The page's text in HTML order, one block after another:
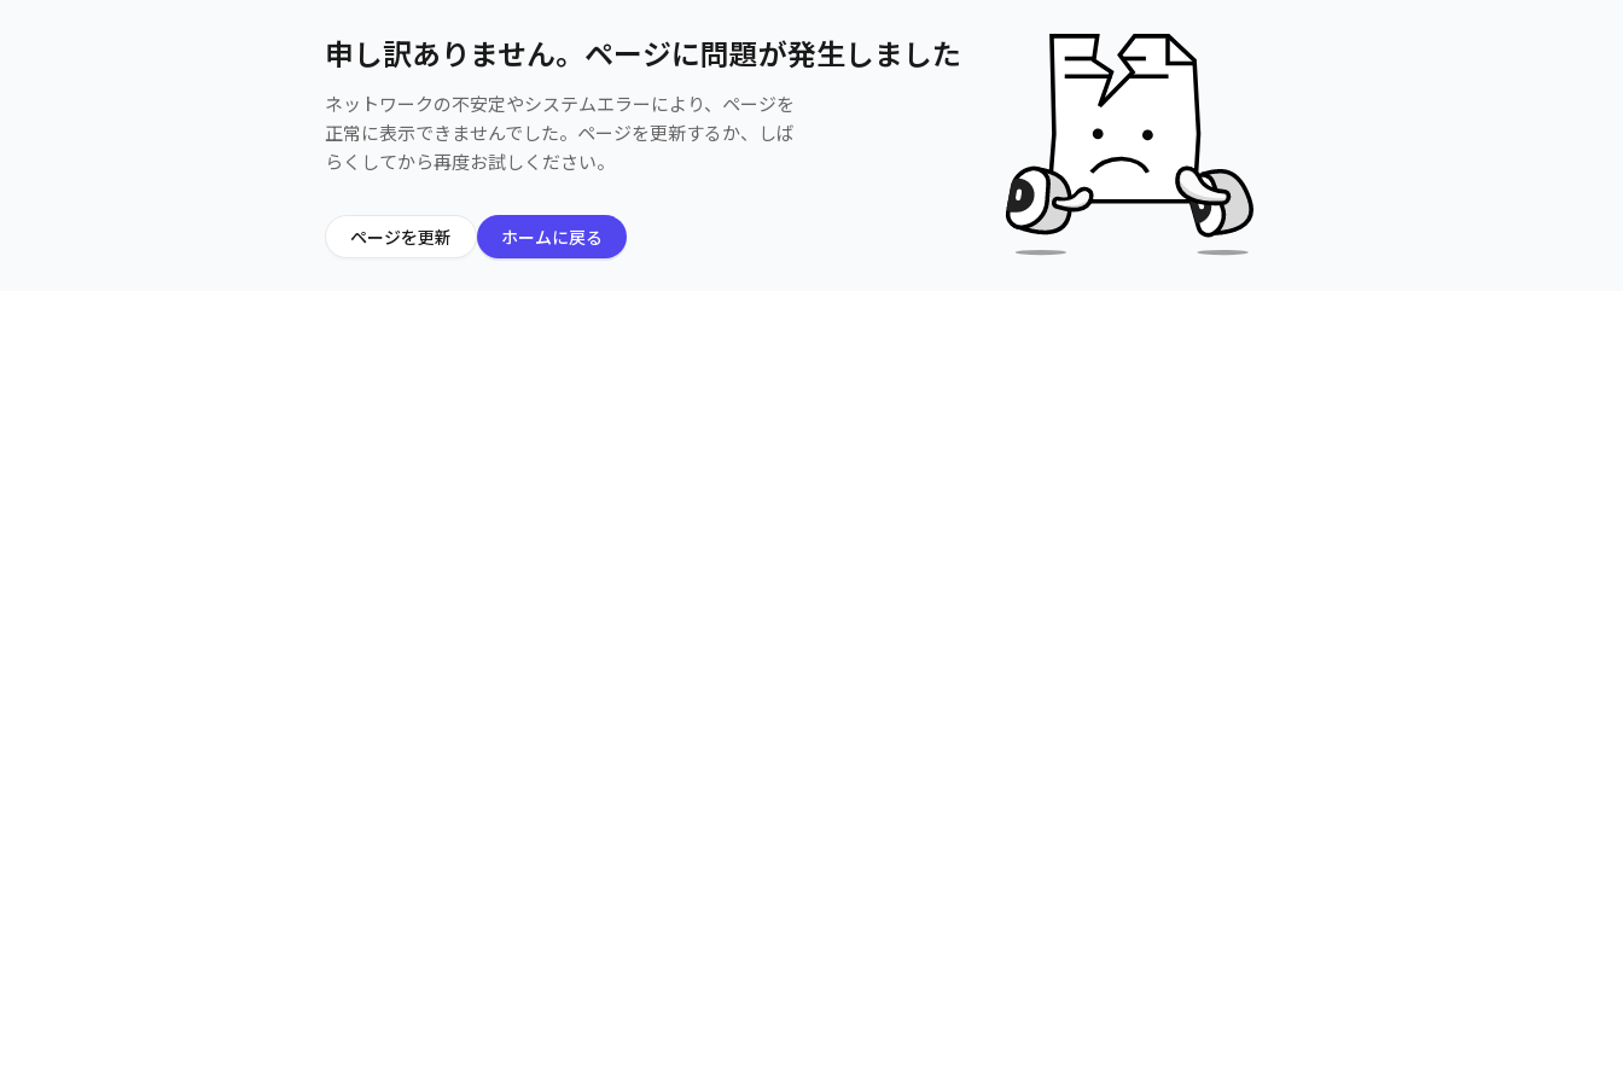
申し訳ありません。ページに問題が発生しました
ネットワークの不安定やシステムエラーにより、ページを
正常に表示できませんでした。ページを更新するか、しば
らくしてから再度お試しください。
ページを更新 ホームに戻る